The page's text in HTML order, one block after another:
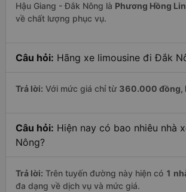
Hậu Giang - Đắk Nông là Phương Hồng
về chất lượng phục vụ.
Câu hỏi: Hãng xe limousine đi Đắk
Trả lời: Với mức giá chỉ từ 360.000 đồng,
Câu hỏi: Hiện nay có bao nhiêu nhà
Nông?
Trả lời: Trên tuyến đường này hiện có 1
đa dạng về dịch vụ và mức giá.